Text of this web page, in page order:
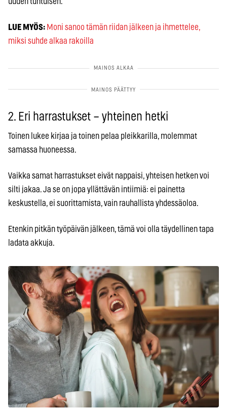
LUE MYÖS: Moni sanoo tämän riidan jälkeen ja ihmettelee,
miksi suhde alkaa rakoilla
2. Eri harrastukset – yhteinen hetki
Toinen lukee kirjaa ja toinen pelaa pleikkarilla, molemmat
samassa huoneessa.
Vaikka samat harrastukset eivät nappaisi, yhteisen hetken voi
silti jakaa. Ja se on jopa yllättävän intiimiä: ei painetta
keskustella, ei suorittamista, vain rauhallista yhdessäoloa.
Etenkin pitkän työpäivän jälkeen, tämä voi olla täydellinen tapa
ladata akkuja.